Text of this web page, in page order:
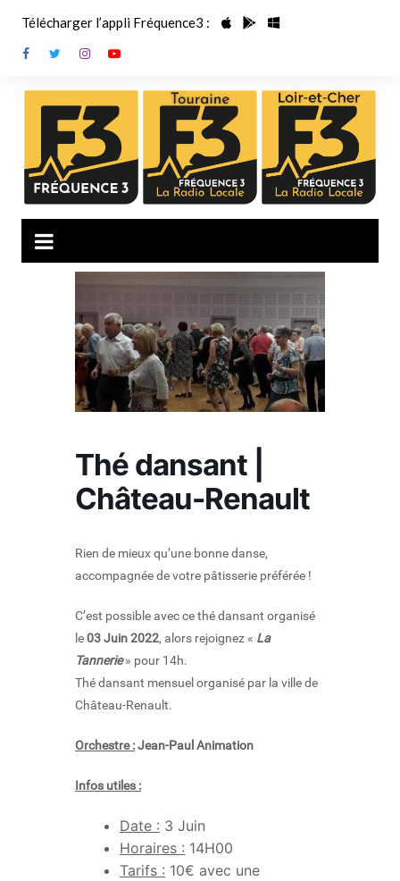
contenu
Télécharger l’appli Fréquence3 :
Thé dansant |
Château-Renault
Rien de mieux qu’une bonne danse,
accompagnée de votre pâtisserie préférée !
C’est possible avec ce thé dansant organisé
le03 Juin 2022, alors rejoignez « La
Tannerie» pour 14h.
Thé dansant mensuel organisé par la ville de
Château-Renault.
Orchestre :Jean-Paul Animation
Infos utiles :
Date : 3 Juin
Horaires : 14H00
Tarifs : 10€ avec une